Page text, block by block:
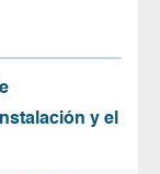
y el